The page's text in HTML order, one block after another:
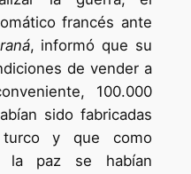
francés ante
, informó que su
de vender a
100.000
sido fabricadas
y que como
la paz se habían